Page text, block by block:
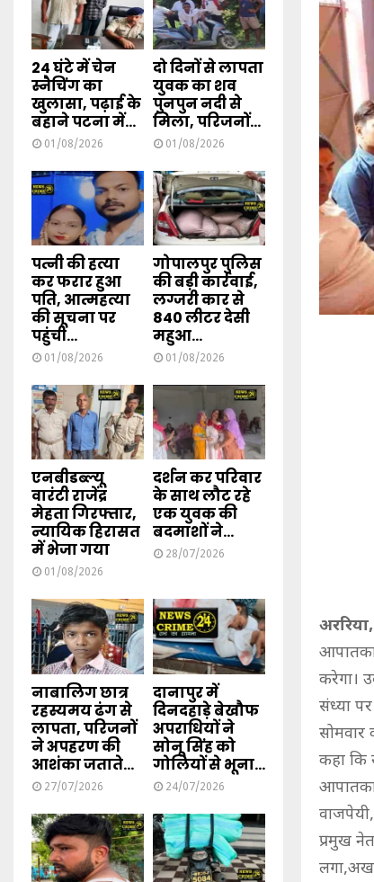
करेगा।
संध्या
सोमवार
कहा कि
प्रमुख
24 घंटे में चेन
स्नैचिंग का
खुलासा, पढ़ाई के
बहाने पटना में...
01/08/2026
दो दिनों से लापता
युवक का शव
पुनपुन नदी से
मिला, परिजनों...
01/08/2026
पत्नी की हत्या
कर फरार हुआ
पति, आत्महत्या
की सूचना पर
पहुंची...
01/08/2026
गोपालपुर पुलिस
की बड़ी कार्रवाई,
लग्जरी कार से
840 लीटर देसी
महुआ...
01/08/2026
एनबीडब्ल्यू
वारंटी राजेंद्र
मेहता गिरफ्तार,
न्यायिक हिरासत
में भेजा गया
01/08/2026
दर्शन कर परिवार
के साथ लौट रहे
एक युवक की
बदमाशों ने...
28/07/2026
नाबालिग छात्र
रहस्यमय ढंग से
लापता, परिजनों
ने अपहरण की
आशंका जताते...
27/07/2026
दानापुर में
दिनदहाड़े बेखौफ
अपराधियों ने
सोनू सिंह को
गोलियों से भूना...
24/07/2026